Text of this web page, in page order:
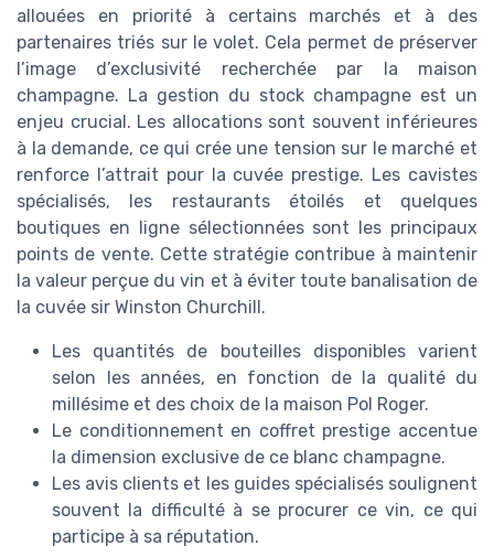
allouées en priorité à certains marchés et à des
partenaires triés sur le volet. Cela permet de préserver
l’image d’exclusivité recherchée par la maison
champagne. La gestion du stock champagne est un
enjeu crucial. Les allocations sont souvent inférieures
à la demande, ce qui crée une tension sur le marché et
renforce l’attrait pour la cuvée prestige. Les cavistes
spécialisés, les restaurants étoilés et quelques
boutiques en ligne sélectionnées sont les principaux
points de vente. Cette stratégie contribue à maintenir
la valeur perçue du vin et à éviter toute banalisation de
la cuvée sir Winston Churchill.
Les quantités de bouteilles disponibles varient
selon les années, en fonction de la qualité du
millésime et des choix de la maison Pol Roger.
Le conditionnement en coffret prestige accentue
la dimension exclusive de ce blanc champagne.
Les avis clients et les guides spécialisés soulignent
souvent la difficulté à se procurer ce vin, ce qui
participe à sa réputation.